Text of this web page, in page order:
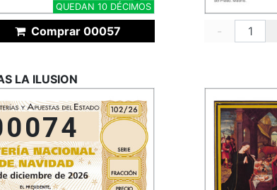
QUEDAN 10 DÉCIMOS
Comprar 00057 -
LA ILUSION